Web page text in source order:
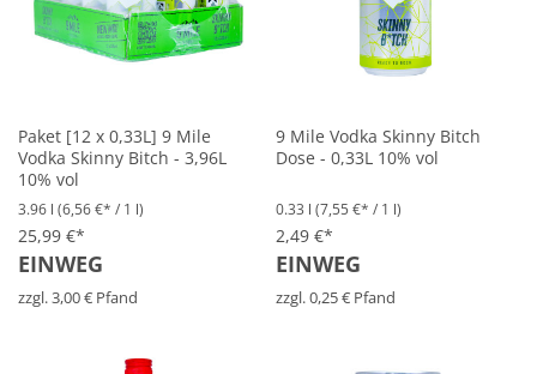
Paket [12 x 0,33L] 9 Mile
Vodka Skinny Bitch - 3,96L
10% vol
3.96 l (6,56 €* / 1 l)
25,99 €*
EINWEG
zzgl. 3,00 € Pfand
9 Mile Vodka Skinny Bitch
Dose - 0,33L 10% vol
0.33 l (7,55 €* / 1 l)
2,49 €*
EINWEG
zzgl. 0,25 € Pfand